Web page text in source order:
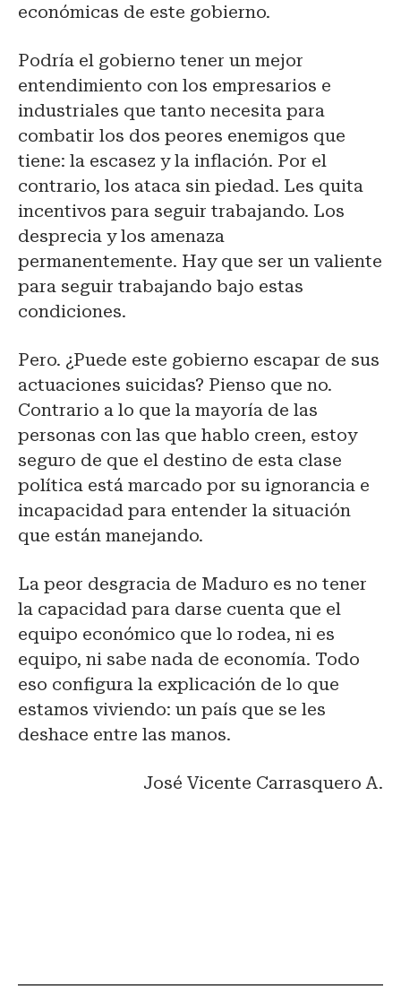
económicas de este gobierno.
Podría el gobierno tener un mejor
entendimiento con los empresarios e
industriales que tanto necesita para
combatir los dos peores enemigos que
tiene: la escasez y la inflación. Por el
contrario, los ataca sin piedad. Les quita
incentivos para seguir trabajando. Los
desprecia y los amenaza
permanentemente. Hay que ser un valiente
para seguir trabajando bajo estas
condiciones.
Pero. ¿Puede este gobierno escapar de sus
actuaciones suicidas? Pienso que no.
Contrario a lo que la mayoría de las
personas con las que hablo creen, estoy
seguro de que el destino de esta clase
política está marcado por su ignorancia e
incapacidad para entender la situación
que están manejando.
La peor desgracia de Maduro es no tener
la capacidad para darse cuenta que el
equipo económico que lo rodea, ni es
equipo, ni sabe nada de economía. Todo
eso configura la explicación de lo que
estamos viviendo: un país que se les
deshace entre las manos.
José Vicente Carrasquero A.